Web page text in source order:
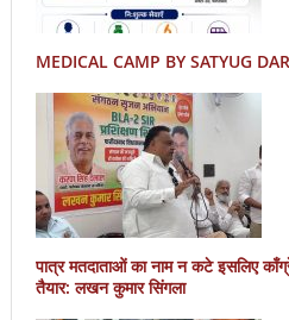
MEDICAL CAMP BY SATYUG
पात्र मतदाताओं का नाम न कटे इसलिए
तैयार: लखन कुमार सिंगला